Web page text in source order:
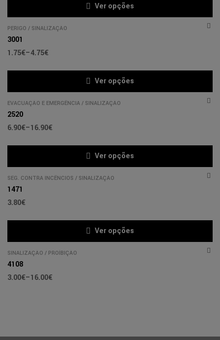
Ver opções
PERIGO / SINALIZAÇÃO
3001
1.75€–4.75€
Ver opções
EVACUAÇÃO E EMERGÊNCIA / SINALIZAÇÃO
2520
6.90€–16.90€
Ver opções
SEG. CONTRA INCÊNCIOS / SINALIZAÇÃO
1471
3.80€
Ver opções
SINALIZAÇÃO / PROÍBIÇÃO
4108
3.00€–16.00€